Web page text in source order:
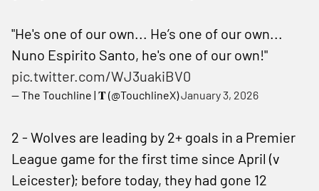
"He's one of our own... He’s one of our own...
Nuno Espirito Santo, he's one of our own!"
pic.twitter.com/WJ3uakiBV0
— The Touchline | 𝐓 (@TouchlineX)January 3, 2026
2 - Wolves are leading by 2+ goals in a Premier
League game for the first time since April (v
Leicester); before today, they had gone 12